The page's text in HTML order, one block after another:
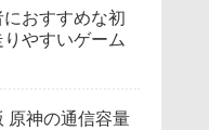
におすすめな初
やすいゲーム
原神の通信容量